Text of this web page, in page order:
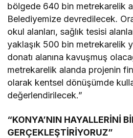
bölgede 640 bin metrekarelik
Belediyemize devredilecek.
okul alanları, sağlık tesisi
yaklaşık 500 bin metrekarelik
donatı alanına kavuşmuş
metrekarelik alanda projenin
olarak kentsel dönüşümde
değerlendirilecek.”
“KONYA’NIN HAYALLERİNİ
GERÇEKLEŞTİRİYORUZ”